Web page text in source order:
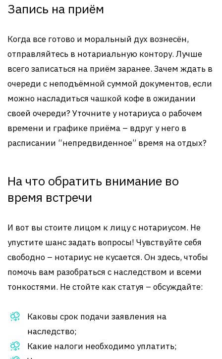
Запись на приём
Когда все готово и моральный дух вознесён,
отправляйтесь в нотариальную контору. Лучше
всего записаться на приём заранее. Зачем ждать в
очереди с неподъёмной суммой документов, если
можно насладиться чашкой кофе в ожидании
своей очереди? Уточните у нотариуса о рабочем
времени и графике приёма – вдруг у него в
расписании “непредвиденное” время на отдых?
На что обратить внимание во
время встречи
И вот вы стоите лицом к лицу с нотариусом. Не
упустите шанс задать вопросы! Чувствуйте себя
свободно – нотариус не кусается. Он здесь, чтобы
помочь вам разобраться с наследством и всеми
тонкостями. Не стойте как статуя – обсуждайте:
Каковы срок подачи заявления на
наследство;
Какие налоги необходимо уплатить;